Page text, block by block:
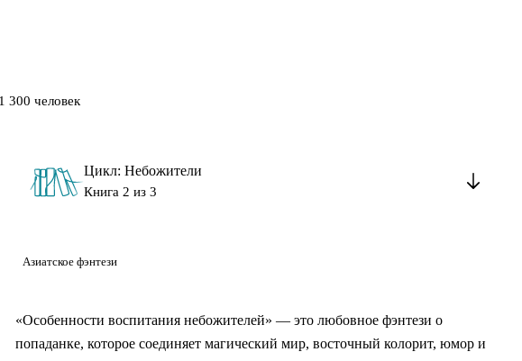
Цикл: Небожители
Книга 2 из 3
Азиатское фэнтези
«Особенности воспитания небожителей» — это любовное фэнтези о
попаданке, которое соединяет магический мир, восточный колорит, юмор и
300 человек